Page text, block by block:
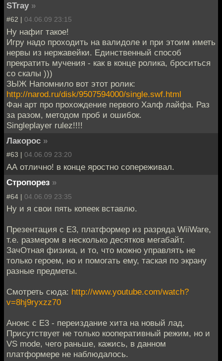
STray »
#62 | 04.06.09 23:15
Ну нафиг такое!
Игру надо проходить на валидоле и при этоим иметь
нервы из нержавейки. Единственный способ
прекратить мучения - как в конце ролика, броситься
со скалы )))
ЗЫЖ Напомнило вот этот ролик:
http://narod.ru/disk/9507594000/single.swf.html
Фан арт про прохождение первого Халф лайфа. Раз
за разом, методом проб и ошибок.
Singleplayer rulez!!!!
Лакорос »
#63 | 04.06.09 23:20
АА отлично! в конце яростно сопереживал.
Стропорез »
#64 | 04.06.09 23:35
Ну и я свои пять копеек вставлю.
Презентация с Е3, платформер из разряда WiiWare,
т.е. размером в несколько десятков мегабайт.
ЗачОтная физика, и то, что можно управлять не
только героем, но и помогать ему, таская по экрану
разные предметы.
Смотреть сюда: http://www.youtube.com/watch?
v=8hj9ryxzz70
Анонс с Е3 - переиздание хита на новый лад.
Присутствует не только кооперативный режим, но и
VS mode, чего раньше, кажись, в данном
платформере не наблюдалось.